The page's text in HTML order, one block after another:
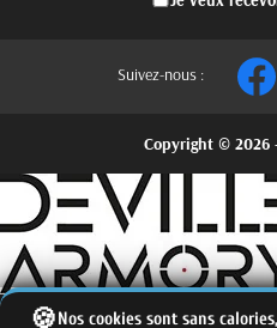
Suivez-nous :
Copyright © 2026
Nos cookies sont sans